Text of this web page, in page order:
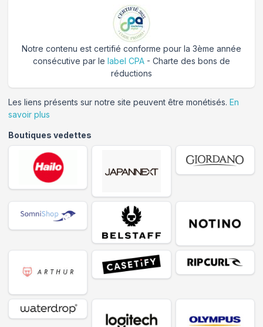
Notre contenu est certifié conforme pour la 3ème année
consécutive par le label CPA - Charte des bons de
réductions
Les liens présents sur notre site peuvent être monétisés. En
savoir plus
Boutiques vedettes